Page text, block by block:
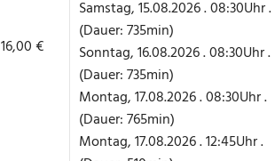
16,00 €
Samstag, 15.08.2026 . 08:30Uhr .
(Dauer: 735min)
Sonntag, 16.08.2026 . 08:30Uhr .
(Dauer: 735min)
Montag, 17.08.2026 . 08:30Uhr .
(Dauer: 765min)
Montag, 17.08.2026 . 12:45Uhr .